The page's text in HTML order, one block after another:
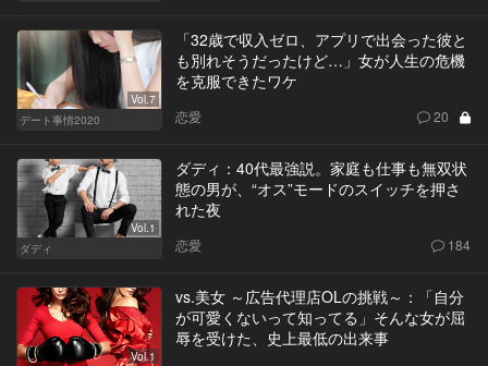
Vol.7
デート事情2020
「32歳で収入ゼロ、アプリで出会った彼と
も別れそうだったけど…」女が人生の危機
を克服できたワケ
恋愛 20
Vol.1
ダディ
ダディ：40代最強説。家庭も仕事も無双状
態の男が、“オス”モードのスイッチを押さ
れた夜
恋愛 184
Vol.1
vs.美女 ～広告代理店OLの挑戦～：「自分
が可愛くないって知ってる」そんな女が屈
辱を受けた、史上最低の出来事